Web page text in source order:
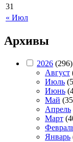
« Июл
31
Архивы
2026 (296)
Август
Июль
Июнь
Май
Апрель
Март
Январь